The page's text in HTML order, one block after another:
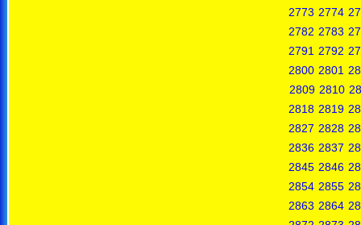
2773 2774
2782 2783
2791 2792
2800 2801
2809 2810
2818 2819
2827 2828
2836 2837
2845 2846
2854 2855
2863 2864